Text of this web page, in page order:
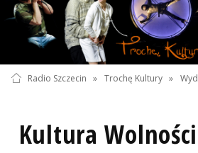
Radio Szczecin » Trochę Kultury »
Kultura